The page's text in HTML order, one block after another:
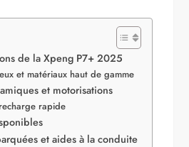
de la Xpeng P7+ 2025
et matériaux haut de gamme
et motorisations
rapide
et aides à la conduite